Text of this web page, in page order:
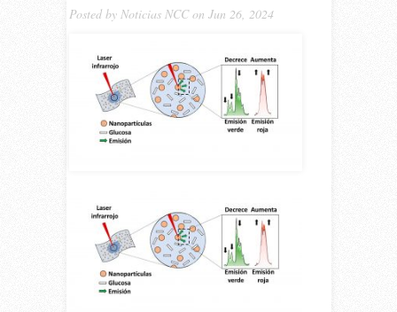
Posted by Noticias NCCon Jun 26, 2024